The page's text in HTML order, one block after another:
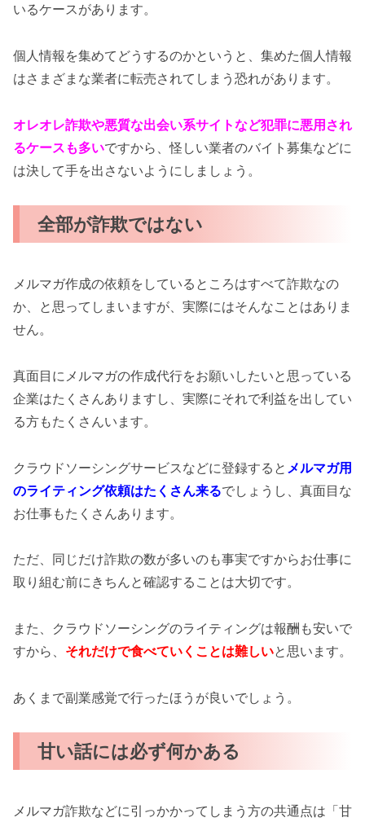
いるケースがあります。
個人情報を集めてどうするのかというと、集めた個人情報
はさまざまな業者に転売されてしまう恐れがあります。
オレオレ詐欺や悪質な出会い系サイトなど犯罪に悪用され
るケースも多いですから、怪しい業者のバイト募集などに
は決して手を出さないようにしましょう。
全部が詐欺ではない
メルマガ作成の依頼をしているところはすべて詐欺なの
か、と思ってしまいますが、実際にはそんなことはありま
せん。
真面目にメルマガの作成代行をお願いしたいと思っている
企業はたくさんありますし、実際にそれで利益を出してい
る方もたくさんいます。
クラウドソーシングサービスなどに登録すると メルマガ用
のライティング依頼はたくさん来るでしょうし、真面目な
お仕事もたくさんあります。
ただ、同じだけ詐欺の数が多いのも事実ですからお仕事に
取り組む前にきちんと確認することは大切です。
また、クラウドソーシングのライティングは報酬も安いで
すから、 それだけで食べていくことは難しいと思います。
あくまで副業感覚で行ったほうが良いでしょう。
甘い話には必ず何かある
メルマガ詐欺などに引っかかってしまう方の共通点は「甘